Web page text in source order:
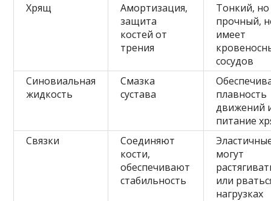
Хрящ
Амортизация,
защита
костей от
трения
Тонкий, но
прочный,
имеет
сосудов
Синовиальная
жидкость
Смазка
сустава
плавность
движений
питание
Связки
Соединяют
кости,
обеспечивают
стабильность
могут
или
нагрузках